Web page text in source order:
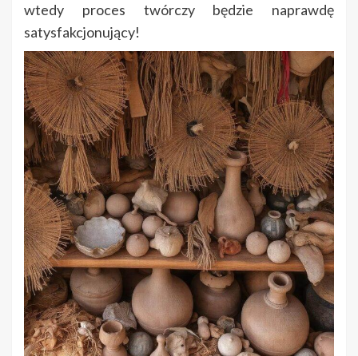
wtedy proces twórczy będzie naprawdę
satysfakcjonujący!